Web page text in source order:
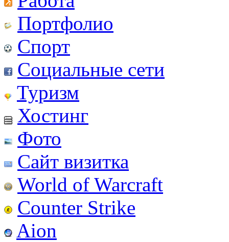
Портфолио
Спорт
Социальные сети
Туризм
Хостинг
Фото
Сайт визитка
World of Warcraft
Counter Strike
Aion